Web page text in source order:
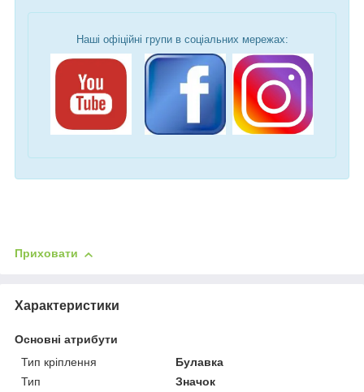
Наші офіційні групи в соціальних мережах:
Приховати
Характеристики
Основні атрибути
Тип кріплення
Булавка
Тип
Значок